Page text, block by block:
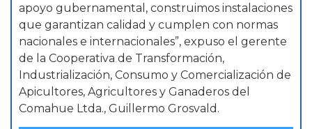
apoyo gubernamental, construimos instalaciones
que garantizan calidad y cumplen con normas
nacionales e internacionales”, expuso el gerente
de la Cooperativa de Transformación,
Industrialización, Consumo y Comercialización de
Apicultores, Agricultores y Ganaderos del
Comahue Ltda., Guillermo Grosvald.